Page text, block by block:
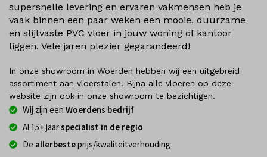
supersnelle levering en ervaren vakmensen heb je
vaak binnen een paar weken een mooie, duurzame
en slijtvaste PVC vloer in jouw woning of kantoor
liggen. Vele jaren plezier gegarandeerd!
In onze showroom in Woerden hebben wij een uitgebreid
assortiment aan vloerstalen. Bijna alle vloeren op deze
website zijn ook in onze showroom te bezichtigen.
Wij zijn een Woerdens bedrijf
Al 15+ jaarspecialist in de regio
De allerbesteprijs/kwaliteitverhouding